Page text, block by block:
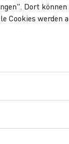
Dort können
Cookies werden